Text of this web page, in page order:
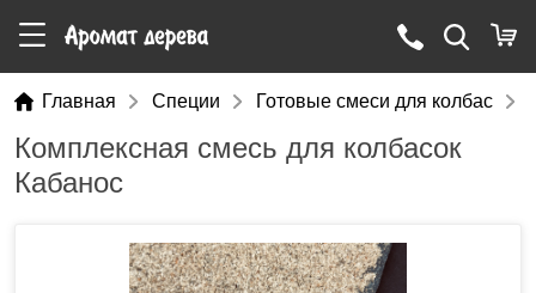
Главная Специи Готовые смеси для колбас
Комплексная смесь для колбасок
Кабанос